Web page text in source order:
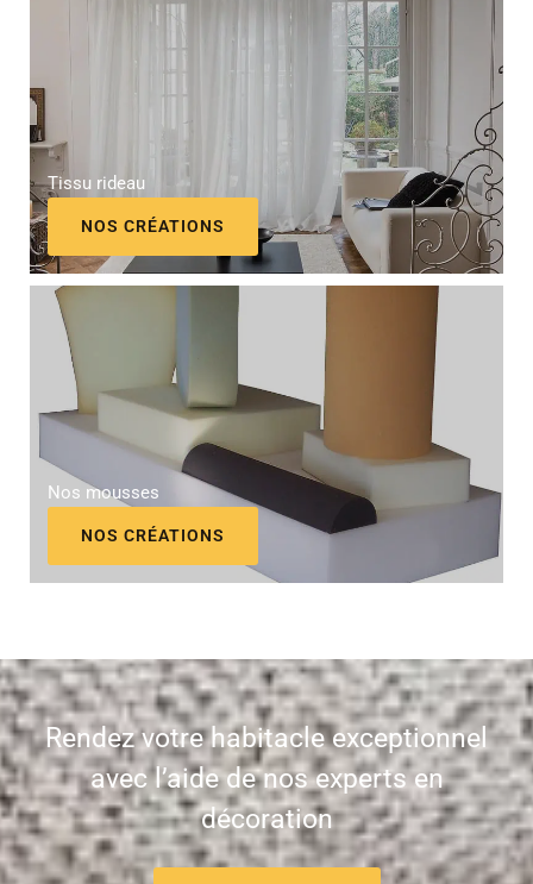
Tissu rideau
NOS CRÉATIONS
Nos mousses
NOS CRÉATIONS
Rendez votre habitacle exceptionnel
avec l’aide de nos experts en
décoration